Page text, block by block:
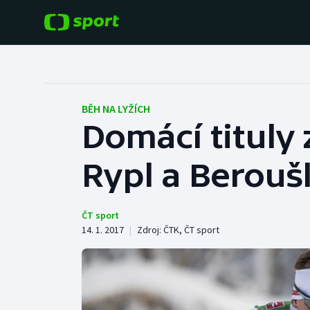
Fotbal
Hokej
Tenis
Cyklistika
Baseball a softbal
Basketbal
Boby a skeleton
Box
BĚH NA LYŽÍCH
Domácí tituly
Rypl a
ČT sport
14. 1. 2017 | Zdroj: ČTK, ČT sport